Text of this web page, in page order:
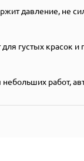
давление, не
густых красок и
работ,